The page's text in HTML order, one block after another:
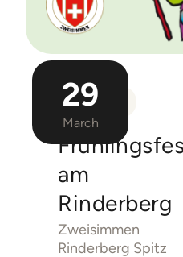
29
March
EVENT
am
Rinderberg
Zweisimmen
Rinderberg Spitz